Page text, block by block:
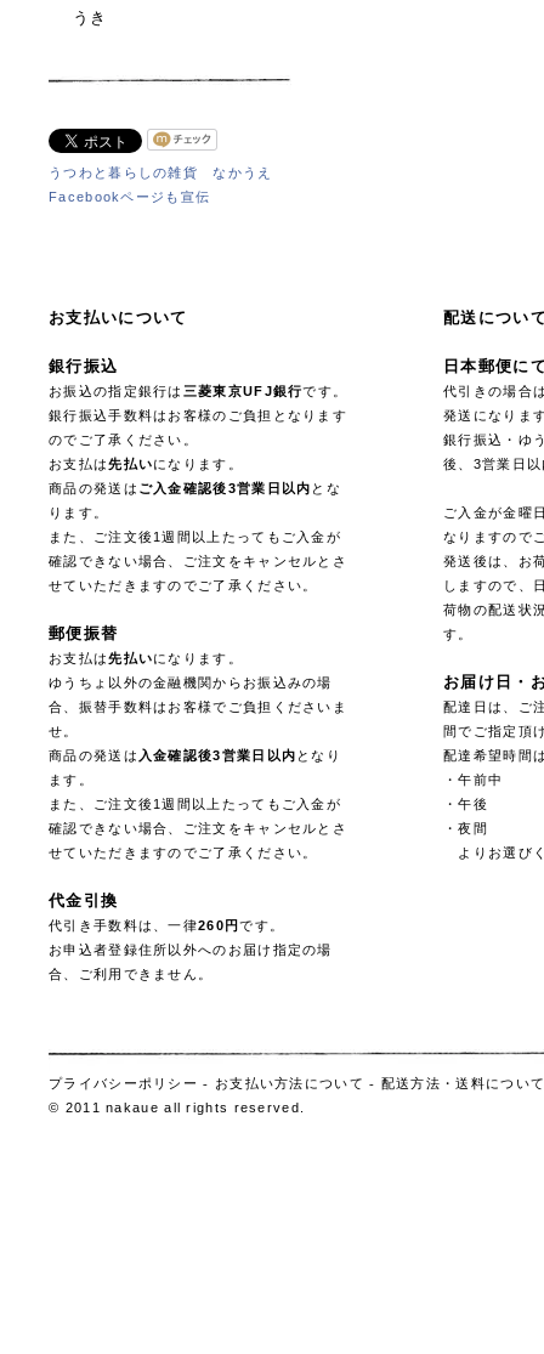
うき
うつわと暮らしの雑貨 なかうえ
Facebookページも宣伝
お支払いについて
銀行振込
お振込の指定銀行は 三菱東京UFJ銀行です。
銀行振込手数料はお客様のご負担となります
のでご了承ください。
お支払は先払いになります。
商品の発送は ご入金確認後3営業日以内 とな
ります。
また、ご注文後1週間以上たってもご入金が
確認できない場合、ご注文をキャンセルとさ
せていただきますのでご了承ください。
郵便振替
お支払は先払いになります。
ゆうちょ以外の金融機関からお振込みの場
合、振替手数料はお客様でご負担くださいま
せ。
商品の発送は 入金確認後3営業日以内 となり
ます。
また、ご注文後1週間以上たってもご入金が
確認できない場合、ご注文をキャンセルとさ
せていただきますのでご了承ください。
代金引換
代引き手数料は、一律260円です。
お申込者登録住所以外へのお届け指定の場
合、ご利用できません。
配送につい
日本郵便に
代引きの場合
発送になりま
銀行振込・ゆ
後、3営業日
ご入金が金曜
なりますので
発送後は、お
しますので、
荷物の配送状
す。
お届け日・
配達日は、ご
間でご指定頂
配達希望時間
・午前中
・午後
・夜間
よりお選び
プライバシーポリシー - お支払い方法について - 配送方法・送料につい
© 2011 nakaue all rights reserved.